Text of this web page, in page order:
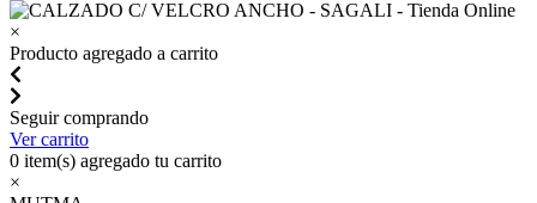
×
Producto agregado a carrito
Seguir comprando
Ver carrito
0 item(s) agregado tu carrito
×